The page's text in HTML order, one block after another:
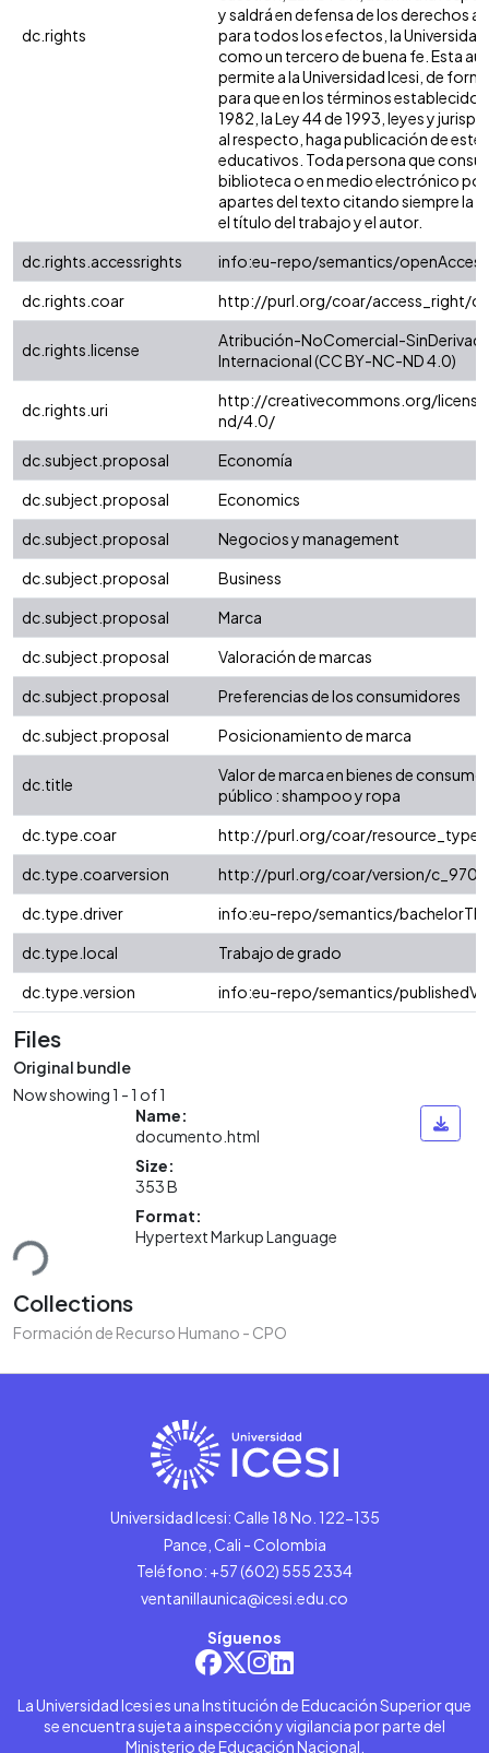
dc.rights
y saldrá en defensa de los derechos
para todos los efectos, la Universidad
como un tercero de buena fe. Esta
permite a la Universidad Icesi, de
para que en los términos establecidos
1982, la Ley 44 de 1993, leyes y
al respecto, haga publicación de este
educativos. Toda persona que
biblioteca o en medio electrónico
apartes del texto citando siempre la
el título del trabajo y el autor.
dc.rights.accessrights
info:eu-repo/semantics/openAccess
dc.rights.coar
http://purl.org/coar/access_right/
dc.rights.license
Atribución-NoComercial-
Internacional (CC BY-NC-ND 4.0)
dc.rights.uri
http://creativecommons.org/
nd/4.0/
dc.subject.proposal
Economía
dc.subject.proposal
Economics
dc.subject.proposal
Negocios y management
dc.subject.proposal
Business
dc.subject.proposal
Marca
dc.subject.proposal
Valoración de marcas
dc.subject.proposal
Preferencias de los consumidores
dc.subject.proposal
Posicionamiento de marca
dc.title
Valor de marca en bienes de
público : shampoo y ropa
dc.type.coar
http://purl.org/coar/resource_type/
dc.type.coarversion
http://purl.org/coar/version/
dc.type.driver
info:eu-repo/semantics/
dc.type.local
Trabajo de grado
dc.type.version
info:eu-repo/semantics/
Files
Original bundle
Now showing1 - 1 of 1
Name:
documento.html
Size:
353 B
Format:
Hypertext Markup Language
Collections
Formación de Recurso Humano - CPO
Universidad Icesi: Calle 18 No. 122-135
Pance, Cali - Colombia
Teléfono: +57 (602) 555 2334
ventanillaunica@icesi.edu.co
Síguenos
La Universidad Icesi es una Institución de Educación Superior que
se encuentra sujeta a inspección y vigilancia por parte del
Ministerio de Educación Nacional.